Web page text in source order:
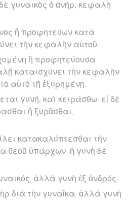
γυναικὸς ὁ ἀνήρ, κεφαλὴ
ἢ προφητεύων κατὰ
τὴν κεφαλὴν αὐτοῦ·
ἢ προφητεύουσα
καταισχύνει τὴν κεφαλὴν
αὐτὸ τῇ ἐξυρημένῃ.
γυνή, καὶ κειράσθω· εἰ δὲ
ἢ ξυρᾶσθαι,
κατακαλύπτεσθαι τὴν
θεοῦ ὑπάρχων· ἡ γυνὴ δὲ
ἀλλὰ γυνὴ ἐξ ἀνδρός·
διὰ τὴν γυναῖκα, ἀλλὰ γυνὴ